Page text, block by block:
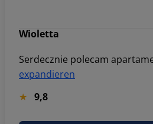
Wioletta
expandieren
9,8